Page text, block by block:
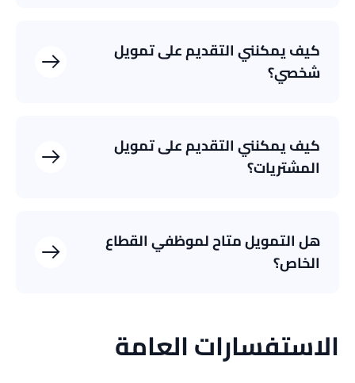
تمويل المشتريات الإلكترونية
كيف يمكنني التقديم على تمويل
شخصي؟
كيف يمكنني التقديم على تمويل
المشتريات؟
هل التمويل متاح لموظفي القطاع
الخاص؟
الاستفسارات العامة